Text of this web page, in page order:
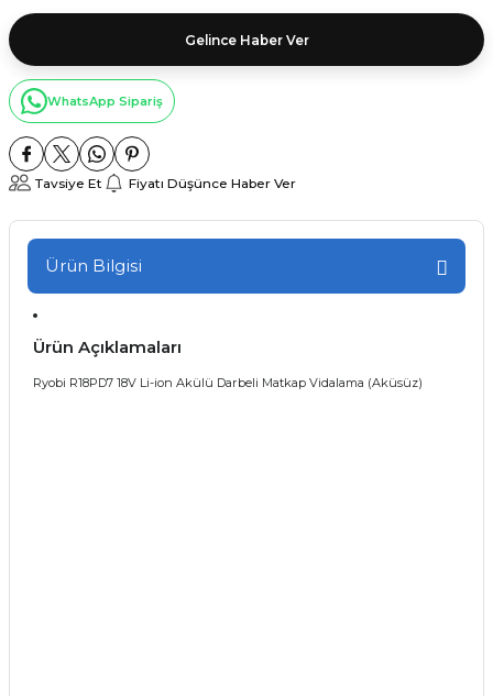
Gelince Haber Ver
WhatsApp Sipariş
Tavsiye Et Fiyatı Düşünce Haber Ver
Ürün Bilgisi
Ürün Açıklamaları
Ryobi R18PD7 18V Li-ion Akülü Darbeli Matkap Vidalama (Aküsüz)